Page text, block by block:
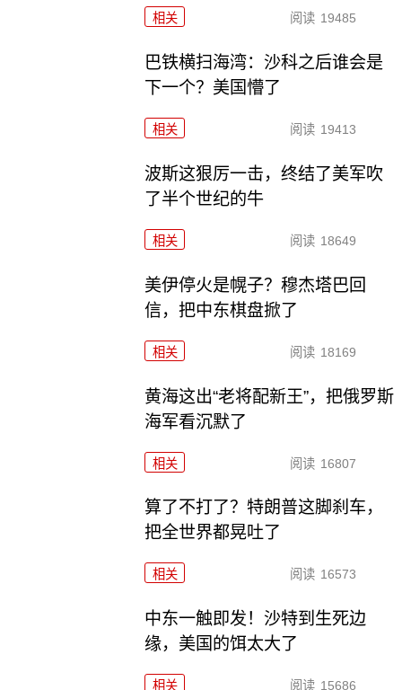
相关 阅读 19485
巴铁横扫海湾：沙科之后谁会是
下一个？美国懵了
相关 阅读 19413
波斯这狠厉一击，终结了美军吹
了半个世纪的牛
相关 阅读 18649
美伊停火是幌子？穆杰塔巴回
信，把中东棋盘掀了
相关 阅读 18169
黄海这出“老将配新王”，把俄罗斯
海军看沉默了
相关 阅读 16807
算了不打了？特朗普这脚刹车，
把全世界都晃吐了
相关 阅读 16573
中东一触即发！沙特到生死边
缘，美国的饵太大了
相关 阅读 15686